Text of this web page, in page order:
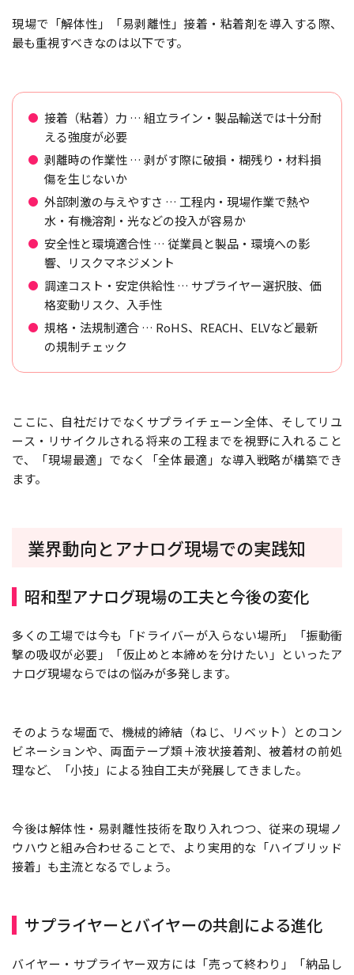
現場で「解体性」「易剥離性」接着・粘着剤を導入する際、
最も重視すべきなのは以下です。
接着（粘着）力 … 組立ライン・製品輸送では十分耐
える強度が必要
剥離時の作業性 … 剥がす際に破損・糊残り・材料損
傷を生じないか
外部刺激の与えやすさ … 工程内・現場作業で熱や
水・有機溶剤・光などの投入が容易か
安全性と環境適合性 … 従業員と製品・環境への影
響、リスクマネジメント
調達コスト・安定供給性 … サプライヤー選択肢、価
格変動リスク、入手性
規格・法規制適合 … RoHS、REACH、ELVなど最新
の規制チェック
ここに、自社だけでなくサプライチェーン全体、そしてリユ
ース・リサイクルされる将来の工程までを視野に入れること
で、「現場最適」でなく「全体最適」な導入戦略が構築でき
ます。
業界動向とアナログ現場での実践知
昭和型アナログ現場の工夫と今後の変化
多くの工場では今も「ドライバーが入らない場所」「振動衝
撃の吸収が必要」「仮止めと本締めを分けたい」といったア
ナログ現場ならではの悩みが多発します。
そのような場面で、機械的締結（ねじ、リベット）とのコン
ビネーションや、両面テープ類＋液状接着剤、被着材の前処
理など、「小技」による独自工夫が発展してきました。
今後は解体性・易剥離性技術を取り入れつつ、従来の現場ノ
ウハウと組み合わせることで、より実用的な「ハイブリッド
接着」も主流となるでしょう。
サプライヤーとバイヤーの共創による進化
バイヤー・サプライヤー双方には「売って終わり」「納品し